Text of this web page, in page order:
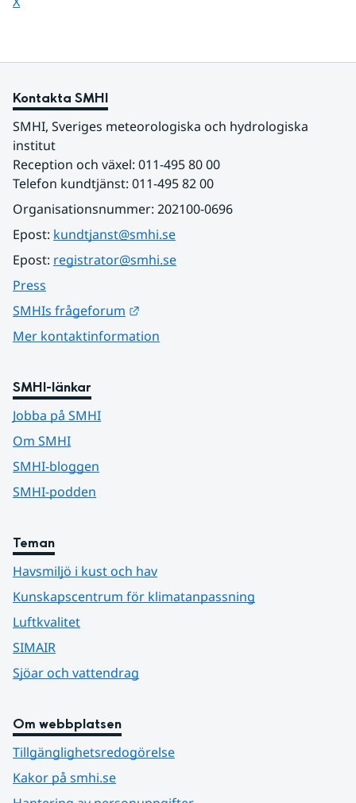
Kontakta SMHI
SMHI, Sveriges meteorologiska och hydrologiska
institut
Reception och växel: 011-495 80 00
Telefon kundtjänst: 011-495 82 00
Organisationsnummer: 202100-0696
Epost: kundtjanst@smhi.se
Epost: registrator@smhi.se
Press
SMHIs frågeforum
Mer kontaktinformation
SMHI-länkar
Jobba på SMHI
Om SMHI
SMHI-bloggen
SMHI-podden
Teman
Havsmiljö i kust och hav
Kunskapscentrum för klimatanpassning
Luftkvalitet
SIMAIR
Sjöar och vattendrag
Om webbplatsen
Tillgänglighetsredogörelse
Kakor på smhi.se